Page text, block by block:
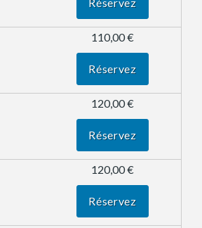
Réservez
110,00 €
Réservez
120,00 €
Réservez
120,00 €
Réservez